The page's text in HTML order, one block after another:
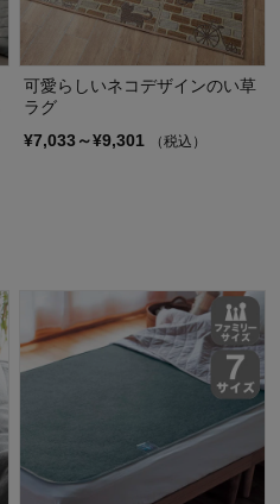
可愛らしいネコデザインのい草
ラグ
¥7,033～¥9,301
（税込）